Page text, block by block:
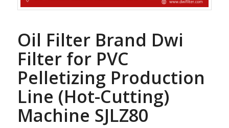
Oil Filter Brand Dwi
Filter for PVC
Pelletizing Production
Line (Hot-Cutting)
Machine SJLZ80